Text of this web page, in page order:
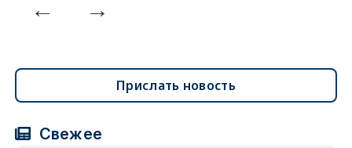
Прислать новость
Свежее